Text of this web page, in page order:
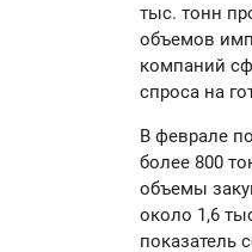
тыс. тонн
объемов
компаний
спроса на
В феврале
более 800
объемы
около 1,6
показатель